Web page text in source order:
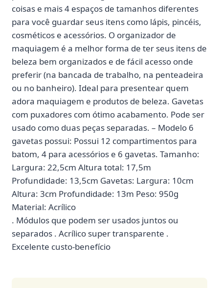
coisas e mais 4 espaços de tamanhos diferentes
para você guardar seus itens como lápis, pincéis,
cosméticos e acessórios. O organizador de
maquiagem é a melhor forma de ter seus itens de
beleza bem organizados e de fácil acesso onde
preferir (na bancada de trabalho, na penteadeira
ou no banheiro). Ideal para presentear quem
adora maquiagem e produtos de beleza. Gavetas
com puxadores com ótimo acabamento. Pode ser
usado como duas peças separadas. – Modelo 6
gavetas possui: Possui 12 compartimentos para
batom, 4 para acessórios e 6 gavetas. Tamanho:
Largura: 22,5cm Altura total: 17,5m
Profundidade: 13,5cm Gavetas: Largura: 10cm
Altura: 3cm Profundidade: 13m Peso: 950g
Material: Acrílico
. Módulos que podem ser usados juntos ou
separados . Acrílico super transparente .
Excelente custo-benefício